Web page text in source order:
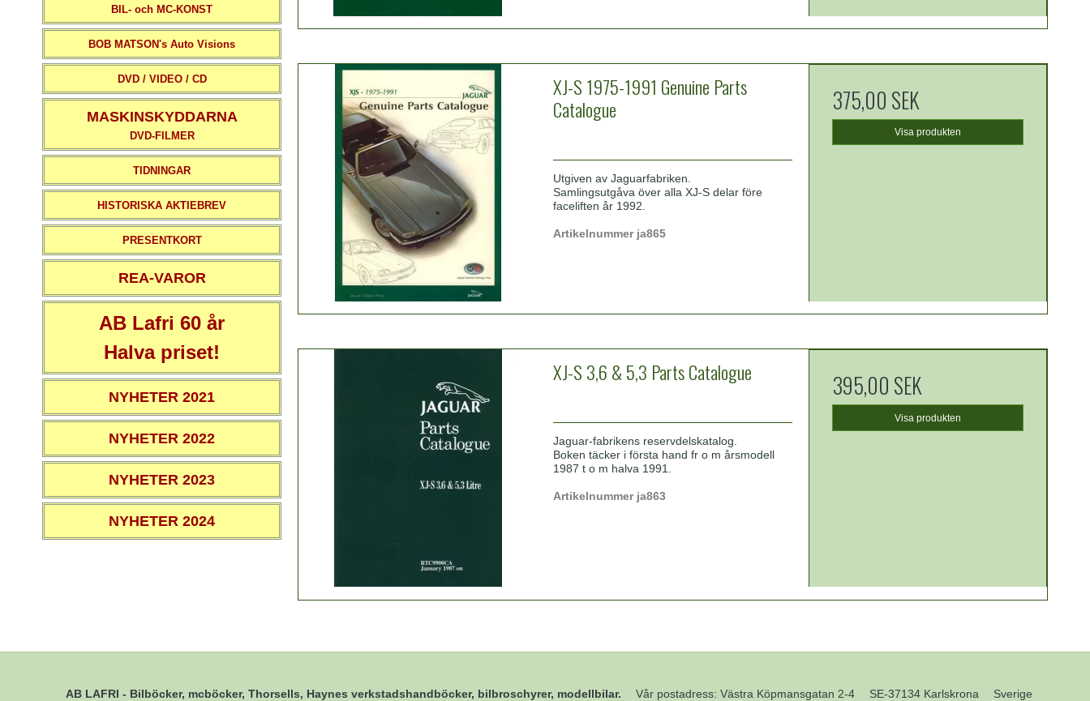
BIL- och MC-KONST
BOB MATSON's Auto Visions
DVD / VIDEO / CD
MASKINSKYDDARNA
DVD-FILMER
TIDNINGAR
HISTORISKA AKTIEBREV
PRESENTKORT
REA-VAROR
AB Lafri 60 år
Halva priset!
NYHETER 2021
NYHETER 2022
NYHETER 2023
NYHETER 2024
XJ-S 1975-1991 Genuine Parts
Catalogue
Utgiven av Jaguarfabriken.
Samlingsutgåva över alla XJ-S delar före
faceliften år 1992.
Artikelnummer ja865
375,00 SEK
Visa produkten
XJ-S 3,6 & 5,3 Parts Catalogue
Jaguar-fabrikens reservdelskatalog.
Boken täcker i första hand fr o m årsmodell
1987 t o m halva 1991.
Artikelnummer ja863
395,00 SEK
Visa produkten
AB LAFRI - Bilböcker, mcböcker, Thorsells, Haynes verkstadshandböcker, bilbroschyrer, modellbilar. Vår postadress: Västra Köpmansgatan 2-4 SE-37134 Karlskrona Sverige